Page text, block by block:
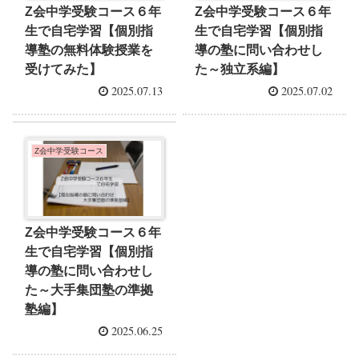
Z会中学受験コース６年
生で自宅学習【個別指
導塾の無料体験授業を
受けてみた】
2025.07.13
Z会中学受験コース６年
生で自宅学習【個別指
導の塾に問い合わせし
た～独立系編】
2025.07.02
Z会中学受験コース
Z会中学受験コース６年
生で自宅学習【個別指
導の塾に問い合わせし
た～大手集団塾の準拠
塾編】
2025.06.25